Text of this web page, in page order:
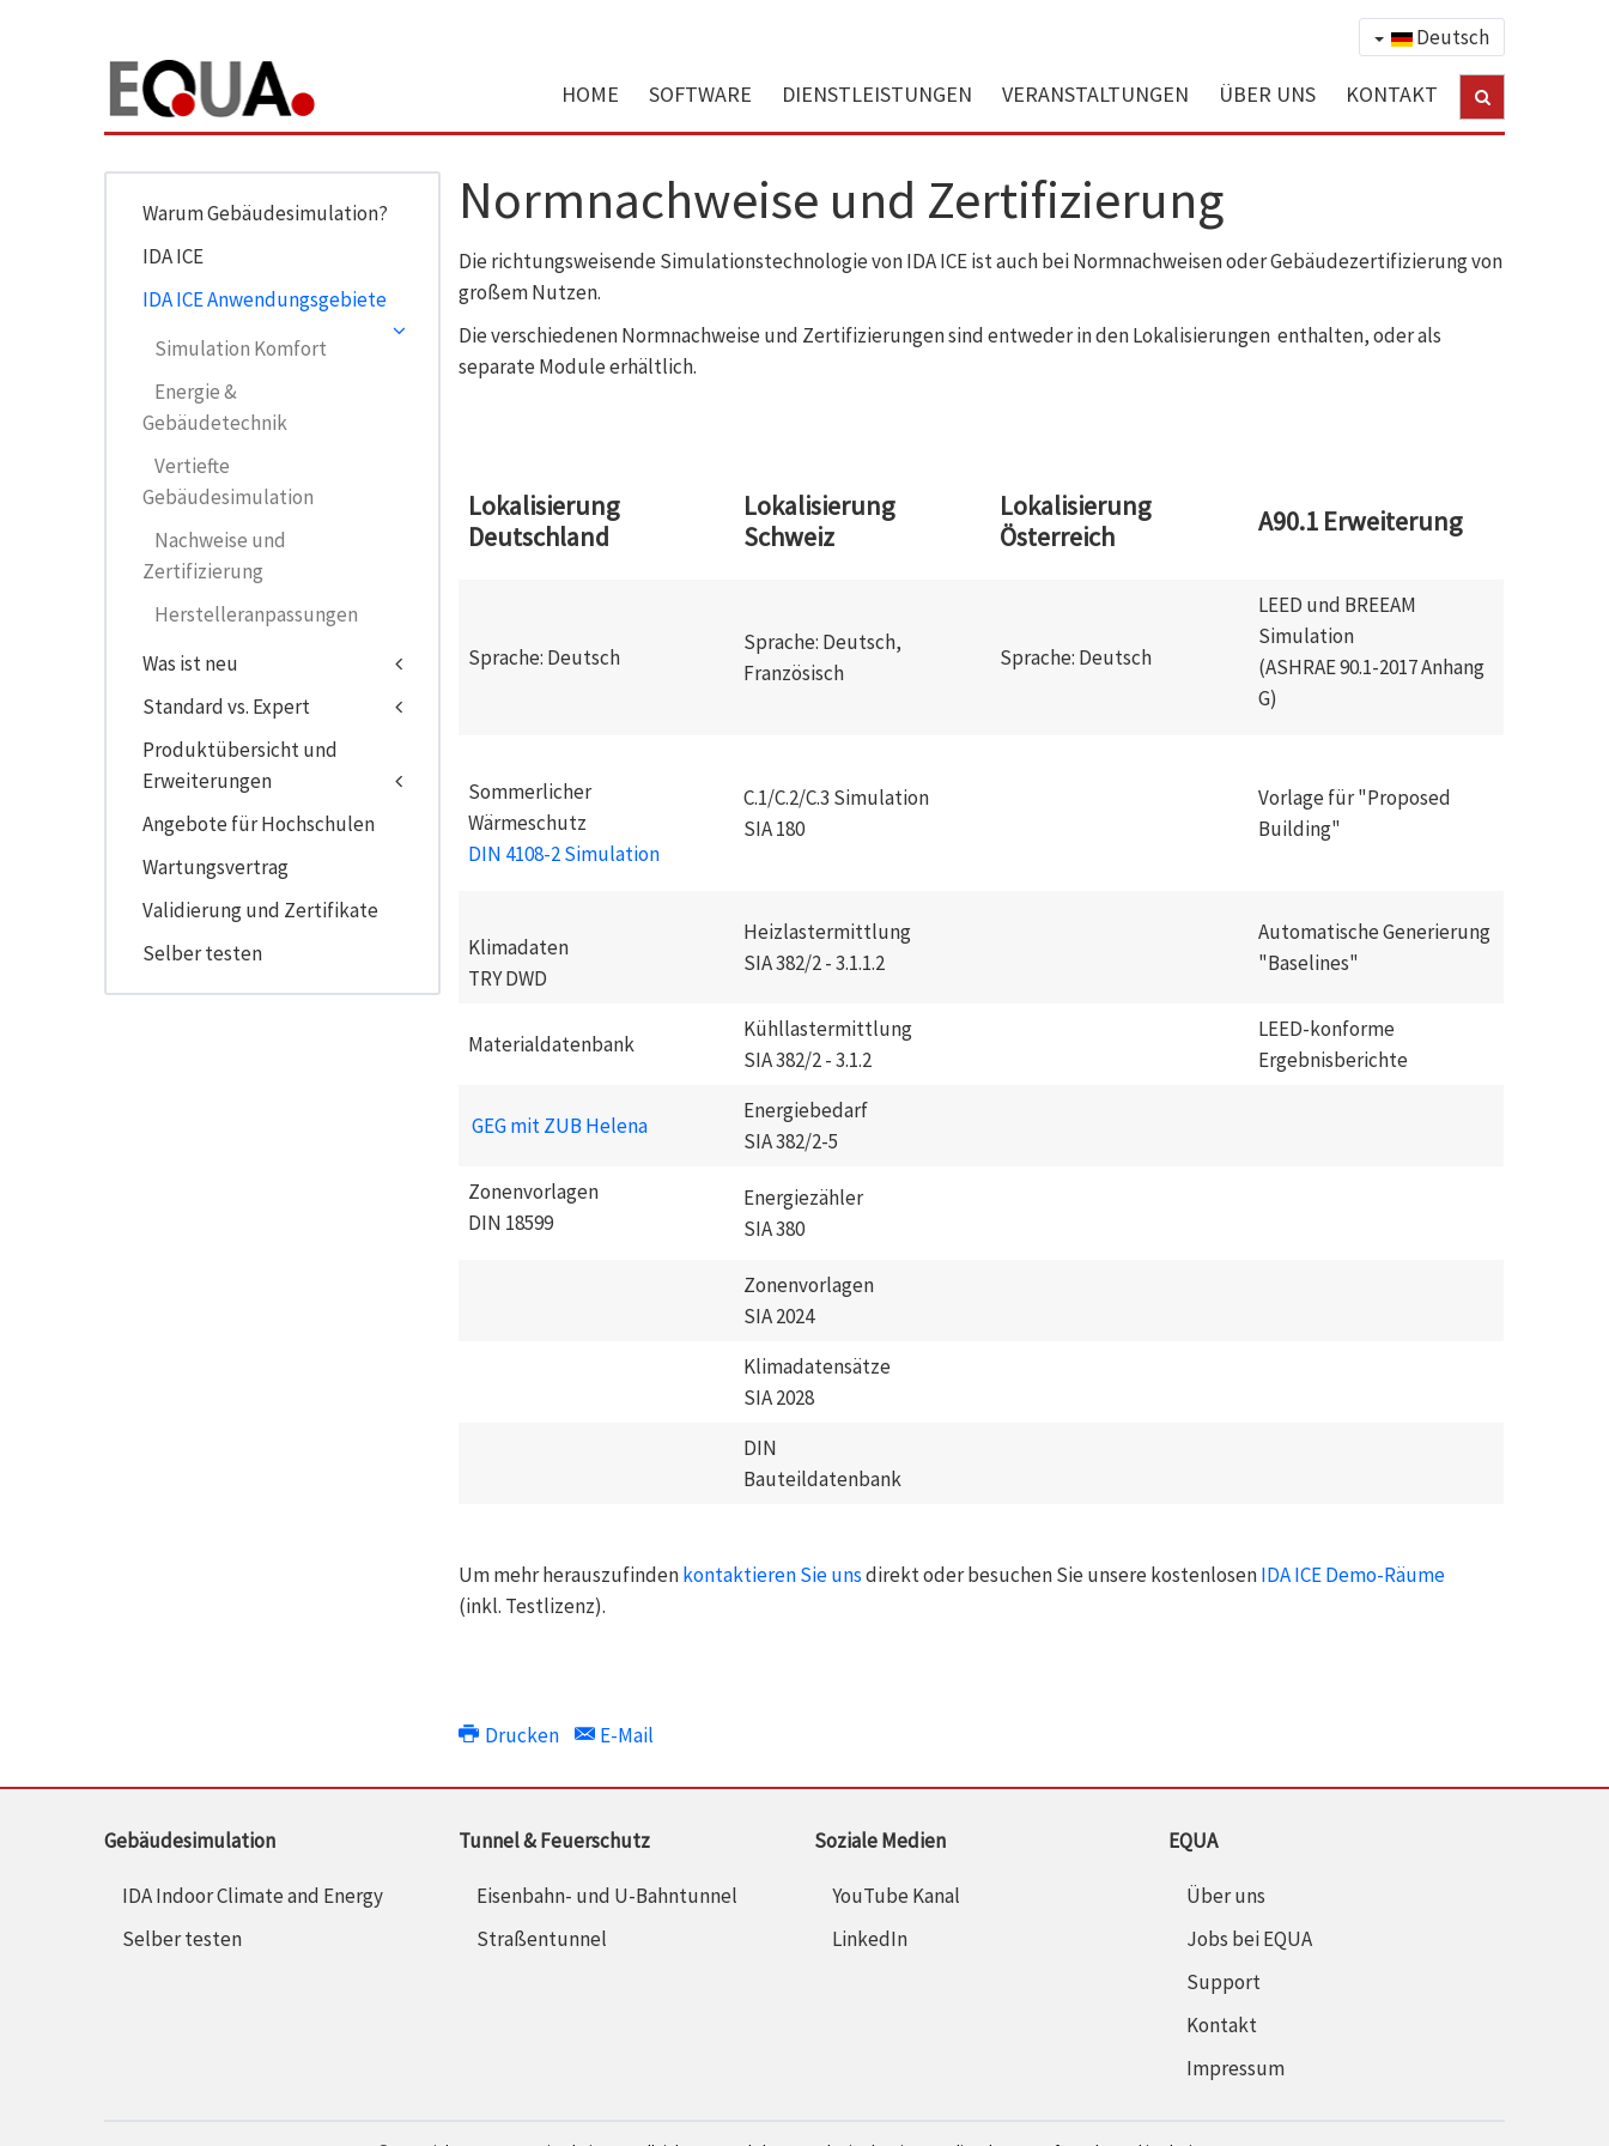
Deutsch
HOME SOFTWARE DIENSTLEISTUNGEN VERANSTALTUNGEN ÜBER UNS KONTAKT
Normnachweise und Zertifizierung
Die richtungsweisende Simulationstechnologie von IDA ICE ist auch bei Normnachweisen oder Gebäudezertifizierung von
großem Nutzen.
Die verschiedenen Normnachweise und Zertifizierungen sind entweder in den Lokalisierungen enthalten, oder als
separate Module erhältlich.
Lokalisierung
Deutschland
Lokalisierung
Schweiz
Lokalisierung
Österreich
A90.1 Erweiterung
Sprache: Deutsch
Sprache: Deutsch,
Französisch
Sprache: Deutsch
LEED und BREEAM
Simulation
(ASHRAE 90.1-2017 Anhang
G)
Sommerlicher
Wärmeschutz
DIN 4108-2 Simulation
C.1/C.2/C.3 Simulation
SIA 180
Vorlage für "Proposed
Building"
Klimadaten
TRY DWD
Heizlastermittlung
SIA 382/2 - 3.1.1.2
Automatische Generierung
"Baselines"
Materialdatenbank
Kühllastermittlung
SIA 382/2 - 3.1.2
LEED-konforme
Ergebnisberichte
GEG mit ZUB Helena
Energiebedarf
SIA 382/2-5
Zonenvorlagen
DIN 18599
Energiezähler
SIA 380
Zonenvorlagen
SIA 2024
Klimadatensätze
SIA 2028
DIN
Bauteildatenbank
Um mehr herauszufindenkontaktieren Sie unsdirekt oder besuchen Sie unsere kostenlosenIDA ICE Demo-Räume
(inkl. Testlizenz).
Drucken E-Mail
Warum Gebäudesimulation?
IDA ICE
IDA ICE Anwendungsgebiete
Simulation Komfort
Energie &
Gebäudetechnik
Vertiefte
Gebäudesimulation
Nachweise und
Zertifizierung
Herstelleranpassungen
Was ist neu
Standard vs. Expert
Produktübersicht und
Erweiterungen
Angebote für Hochschulen
Wartungsvertrag
Validierung und Zertifikate
Selber testen
Gebäudesimulation
IDA Indoor Climate and Energy
Selber testen
Tunnel & Feuerschutz
Eisenbahn- und U-Bahntunnel
Straßentunnel
Soziale Medien
YouTube Kanal
LinkedIn
EQUA
Über uns
Jobs bei EQUA
Support
Kontakt
Impressum